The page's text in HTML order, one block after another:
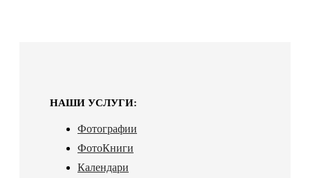
НАШИ УСЛУГИ:
Фотографии
ФотоКниги
Календари